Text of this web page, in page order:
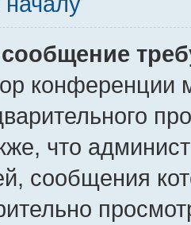
конференции
что
сообщения